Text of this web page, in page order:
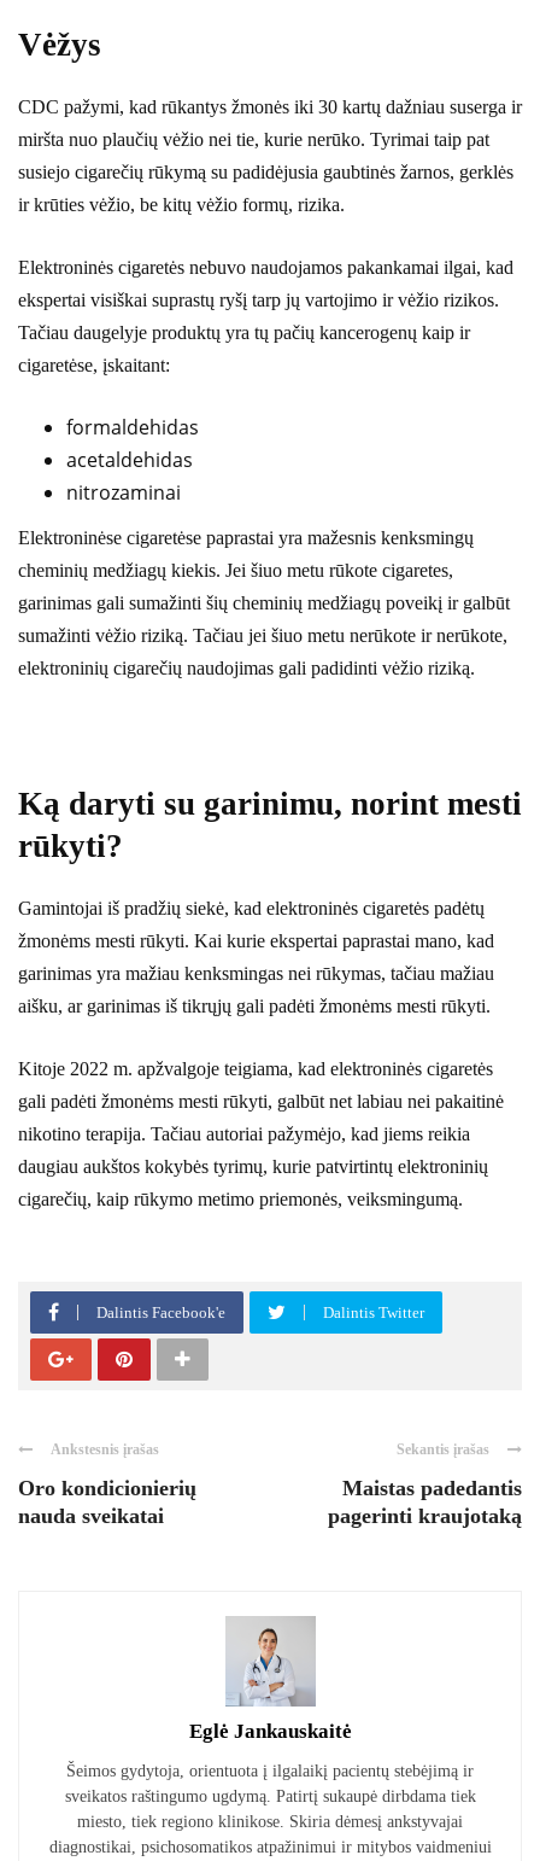
Vėžys
CDC pažymi, kad rūkantys žmonės iki 30 kartų dažniau suserga ir
miršta nuo plaučių vėžio nei tie, kurie nerūko. Tyrimai taip pat
susiejo cigarečių rūkymą su padidėjusia gaubtinės žarnos, gerklės
ir krūties vėžio, be kitų vėžio formų, rizika.
Elektroninės cigaretės nebuvo naudojamos pakankamai ilgai, kad
ekspertai visiškai suprastų ryšį tarp jų vartojimo ir vėžio rizikos.
Tačiau daugelyje produktų yra tų pačių kancerogenų kaip ir
cigaretėse, įskaitant:
formaldehidas
acetaldehidas
nitrozaminai
Elektroninėse cigaretėse paprastai yra mažesnis kenksmingų
cheminių medžiagų kiekis. Jei šiuo metu rūkote cigaretes,
garinimas gali sumažinti šių cheminių medžiagų poveikį ir galbūt
sumažinti vėžio riziką. Tačiau jei šiuo metu nerūkote ir nerūkote,
elektroninių cigarečių naudojimas gali padidinti vėžio riziką.
Ką daryti su garinimu, norint mesti
rūkyti?
Gamintojai iš pradžių siekė, kad elektroninės cigaretės padėtų
žmonėms mesti rūkyti. Kai kurie ekspertai paprastai mano, kad
garinimas yra mažiau kenksmingas nei rūkymas, tačiau mažiau
aišku, ar garinimas iš tikrųjų gali padėti žmonėms mesti rūkyti.
Kitoje 2022 m. apžvalgoje teigiama, kad elektroninės cigaretės
gali padėti žmonėms mesti rūkyti, galbūt net labiau nei pakaitinė
nikotino terapija. Tačiau autoriai pažymėjo, kad jiems reikia
daugiau aukštos kokybės tyrimų, kurie patvirtintų elektroninių
cigarečių, kaip rūkymo metimo priemonės, veiksmingumą.
Dalintis Facebook'e Dalintis Twitter
Ankstesnis įrašas
Oro kondicionierių
nauda sveikatai
Sekantis įrašas
Maistas padedantis
pagerinti kraujotaką
Eglė Jankauskaitė
Šeimos gydytoja, orientuota į ilgalaikį pacientų stebėjimą ir
sveikatos raštingumo ugdymą. Patirtį sukaupė dirbdama tiek
miesto, tiek regiono klinikose. Skiria dėmesį ankstyvajai
diagnostikai, psichosomatikos atpažinimui ir mitybos vaidmeniui